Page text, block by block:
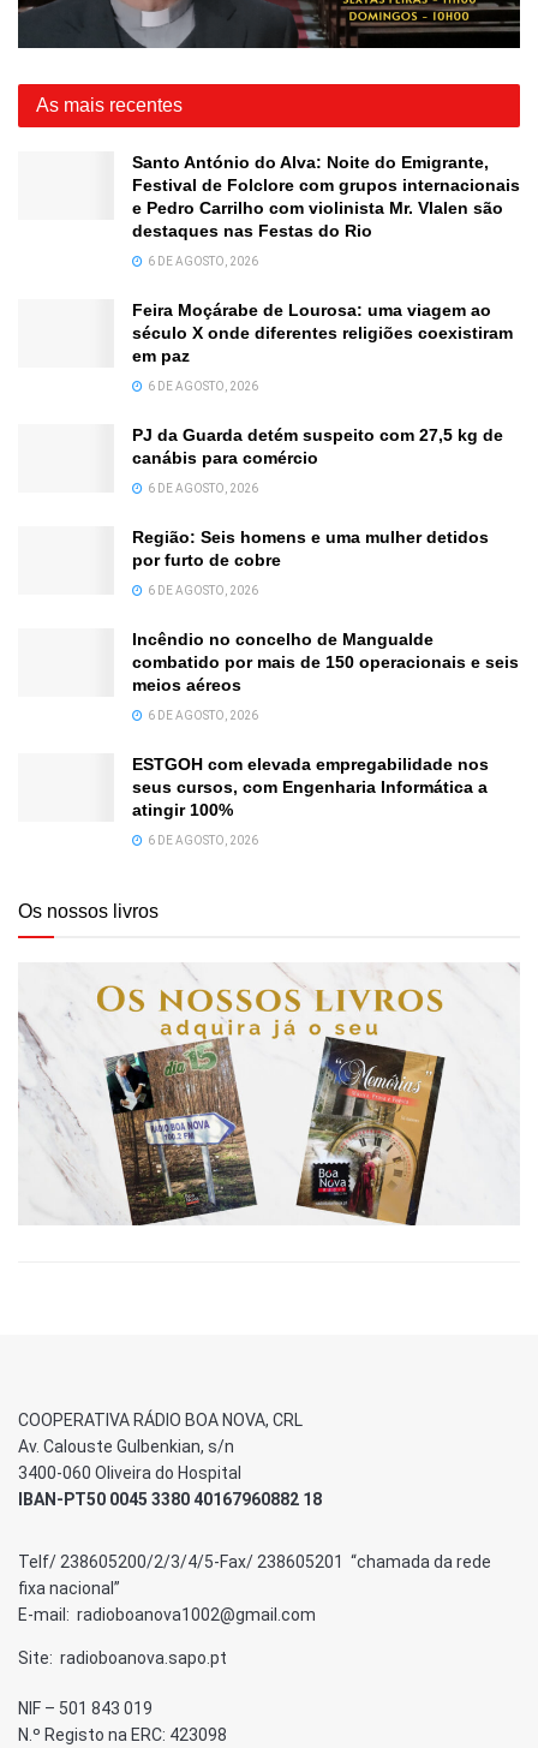
As mais recentes
Santo António do Alva: Noite do Emigrante,
Festival de Folclore com grupos internacionais
e Pedro Carrilho com violinista Mr. Vlalen são
destaques nas Festas do Rio
6 DE AGOSTO, 2026
Feira Moçárabe de Lourosa: uma viagem ao
século X onde diferentes religiões coexistiram
em paz
6 DE AGOSTO, 2026
PJ da Guarda detém suspeito com 27,5 kg de
canábis para comércio
6 DE AGOSTO, 2026
Região: Seis homens e uma mulher detidos
por furto de cobre
6 DE AGOSTO, 2026
Incêndio no concelho de Mangualde
combatido por mais de 150 operacionais e seis
meios aéreos
6 DE AGOSTO, 2026
ESTGOH com elevada empregabilidade nos
seus cursos, com Engenharia Informática a
atingir 100%
6 DE AGOSTO, 2026
Os nossos livros
COOPERATIVA RÁDIO BOA NOVA, CRL
Av. Calouste Gulbenkian, s/n
3400-060 Oliveira do Hospital
IBAN-PT50 0045 3380 40167960882 18
Telf/ 238605200/2/3/4/5-Fax/ 238605201 “chamada da rede
fixa nacional”
E-mail: radioboanova1002@gmail.com
Site: radioboanova.sapo.pt
NIF – 501 843 019
N.º Registo na ERC: 423098